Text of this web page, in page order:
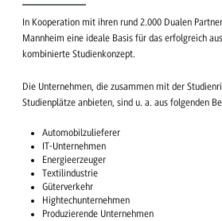
In Kooperation mit ihren rund 2.000 Dualen
Mannheim eine ideale Basis für das erfolgreich
kombinierte Studienkonzept.
Die Unternehmen, die zusammen mit der
Studienplätze anbieten, sind u. a. aus folgenden
Automobilzulieferer
IT-Unternehmen
Energieerzeuger
Textilindustrie
Güterverkehr
Hightechunternehmen
Produzierende Unternehmen